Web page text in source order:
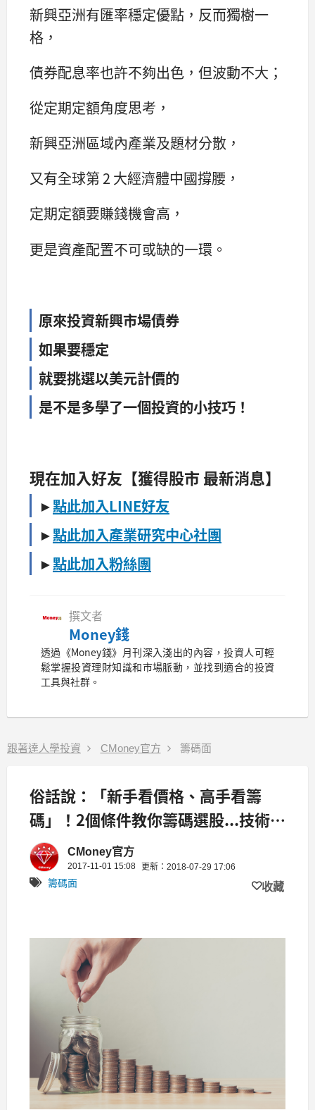
新興亞洲有匯率穩定優點，反而獨樹一
格，
債券配息率也許不夠出色，但波動不大；
從定期定額角度思考，
新興亞洲區域內產業及題材分散，
又有全球第 2 大經濟體中國撐腰，
定期定額要賺錢機會高，
更是資產配置不可或缺的一環。
原來投資新興市場債券
如果要穩定
就要挑選以美元計價的
是不是多學了一個投資的小技巧！
現在加入好友【獲得股市 最新消息】
►點此加入LINE好友
►點此加入產業研究中心社團
►點此加入粉絲團
撰文者
Money錢
透過《Money錢》月刊深入淺出的內容，投資人可輕
鬆掌握投資理財知識和市場脈動，並找到適合的投資
工具與社群。
跟著達人學投資 CMoney官方 籌碼面
俗話說：「新手看價格、高手看籌
碼」！2個條件教你籌碼選股...技術切
入起漲點CMoney官方
2017-11-01 15:08 更新：2018-07-29 17:06
籌碼面 收藏